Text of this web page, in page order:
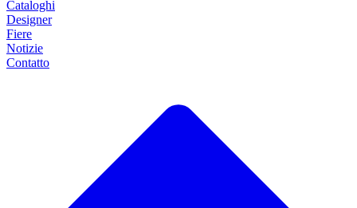
Cataloghi
Designer
Fiere
Notizie
Contatto